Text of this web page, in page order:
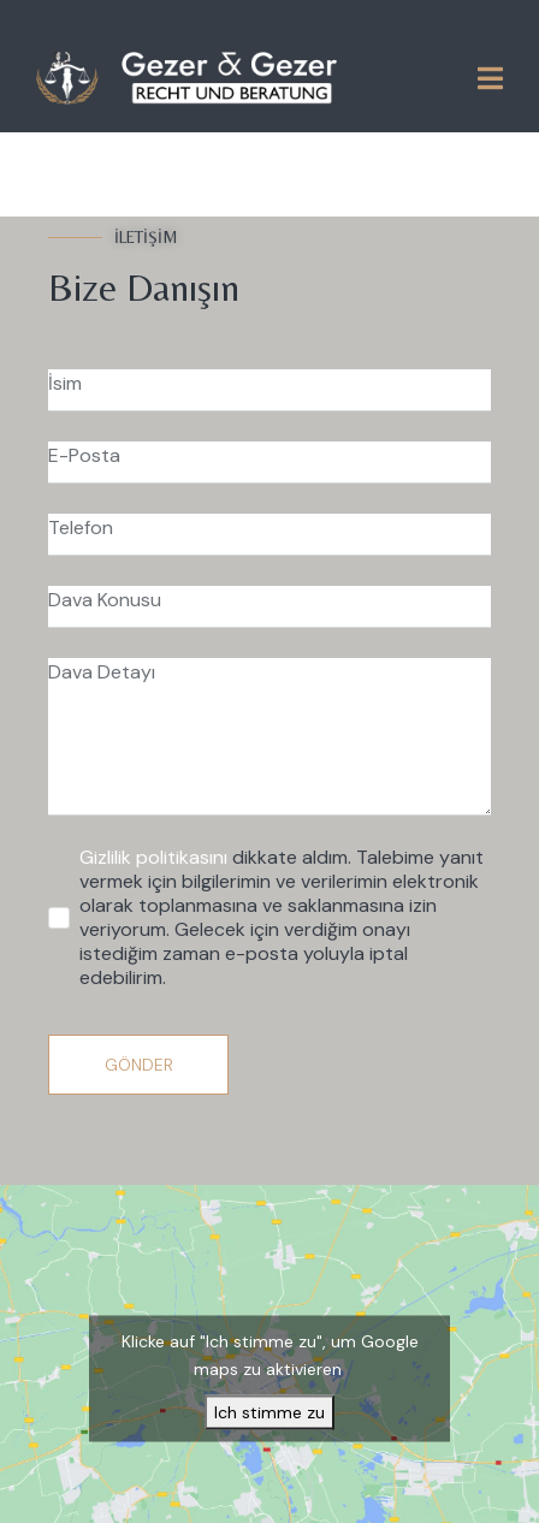
İLETİŞİM
Bize Danışın
Gizlilik politikasını dikkate aldım. Talebime yanıt
vermek için bilgilerimin ve verilerimin elektronik
olarak toplanmasına ve saklanmasına izin
veriyorum. Gelecek için verdiğim onayı
istediğim zaman e-posta yoluyla iptal
edebilirim.
GÖNDER
Klicke auf "Ich stimme zu", um Google
maps zu aktivieren
Ich stimme zu